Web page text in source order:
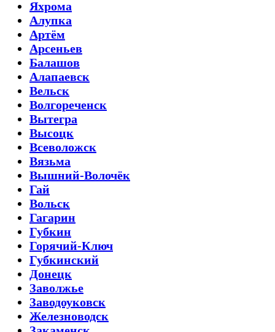
Яхрома
Алупка
Артём
Арсеньев
Балашов
Алапаевск
Вельск
Волгореченск
Вытегра
Высоцк
Всеволожск
Вязьма
Вышний-Волочёк
Гай
Вольск
Гагарин
Губкин
Горячий-Ключ
Губкинский
Донецк
Заволжье
Заводоуковск
Железноводск